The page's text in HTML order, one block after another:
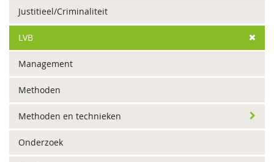
Justitieel/Criminaliteit
LVB
Management
Methoden
Methoden en technieken
Onderzoek